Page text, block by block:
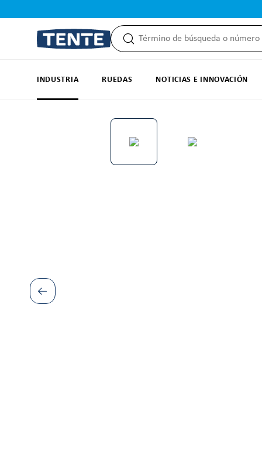
INDUSTRIA RUEDAS NOTICIAS E INNOVACIÓN
Omitir galería de imágenes